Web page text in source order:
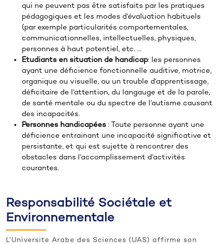
qui ne peuvent pas être satisfaits par les pratiques
pédagogiques et les modes d’évaluation habituels
(par exemple particularités comportementales,
communicationnelles, intellectuelles, physiques,
personnes à haut potentiel, etc. …
Etudiants en situation de handicap: les personnes
ayant une déficience fonctionnelle auditive, motrice,
organique ou visuelle, ou un trouble d’apprentissage,
déficitaire de l’attention, du langauge et de la parole,
de santé mentale ou du spectre de l’autisme causant
des incapacités.
Personnes handicapées : Toute personne ayant une
déficience entrainant une incapacité significative et
persistante, et qui est sujette à rencontrer des
obstacles dans l’accomplissement d’activités
courantes.
Responsabilité Sociétale et
Environnementale
L’Universite Arabe des Sciences (UAS) affirme son